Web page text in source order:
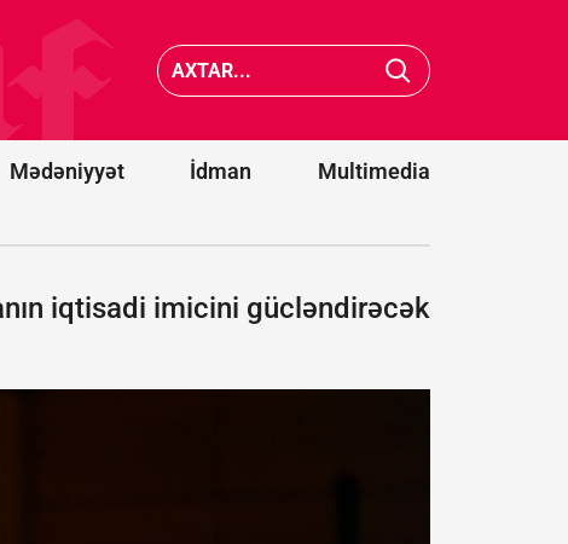
Mədəniyyət İdman Multimedia
saatlıq
müzakirədən
sonra PKK
ilə bağlı
təsdiqləndi
iqtisadi imicini gücləndirəcək